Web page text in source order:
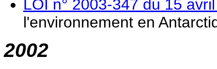
LOI n° 2003-347 du 15
l'environnement en
2002